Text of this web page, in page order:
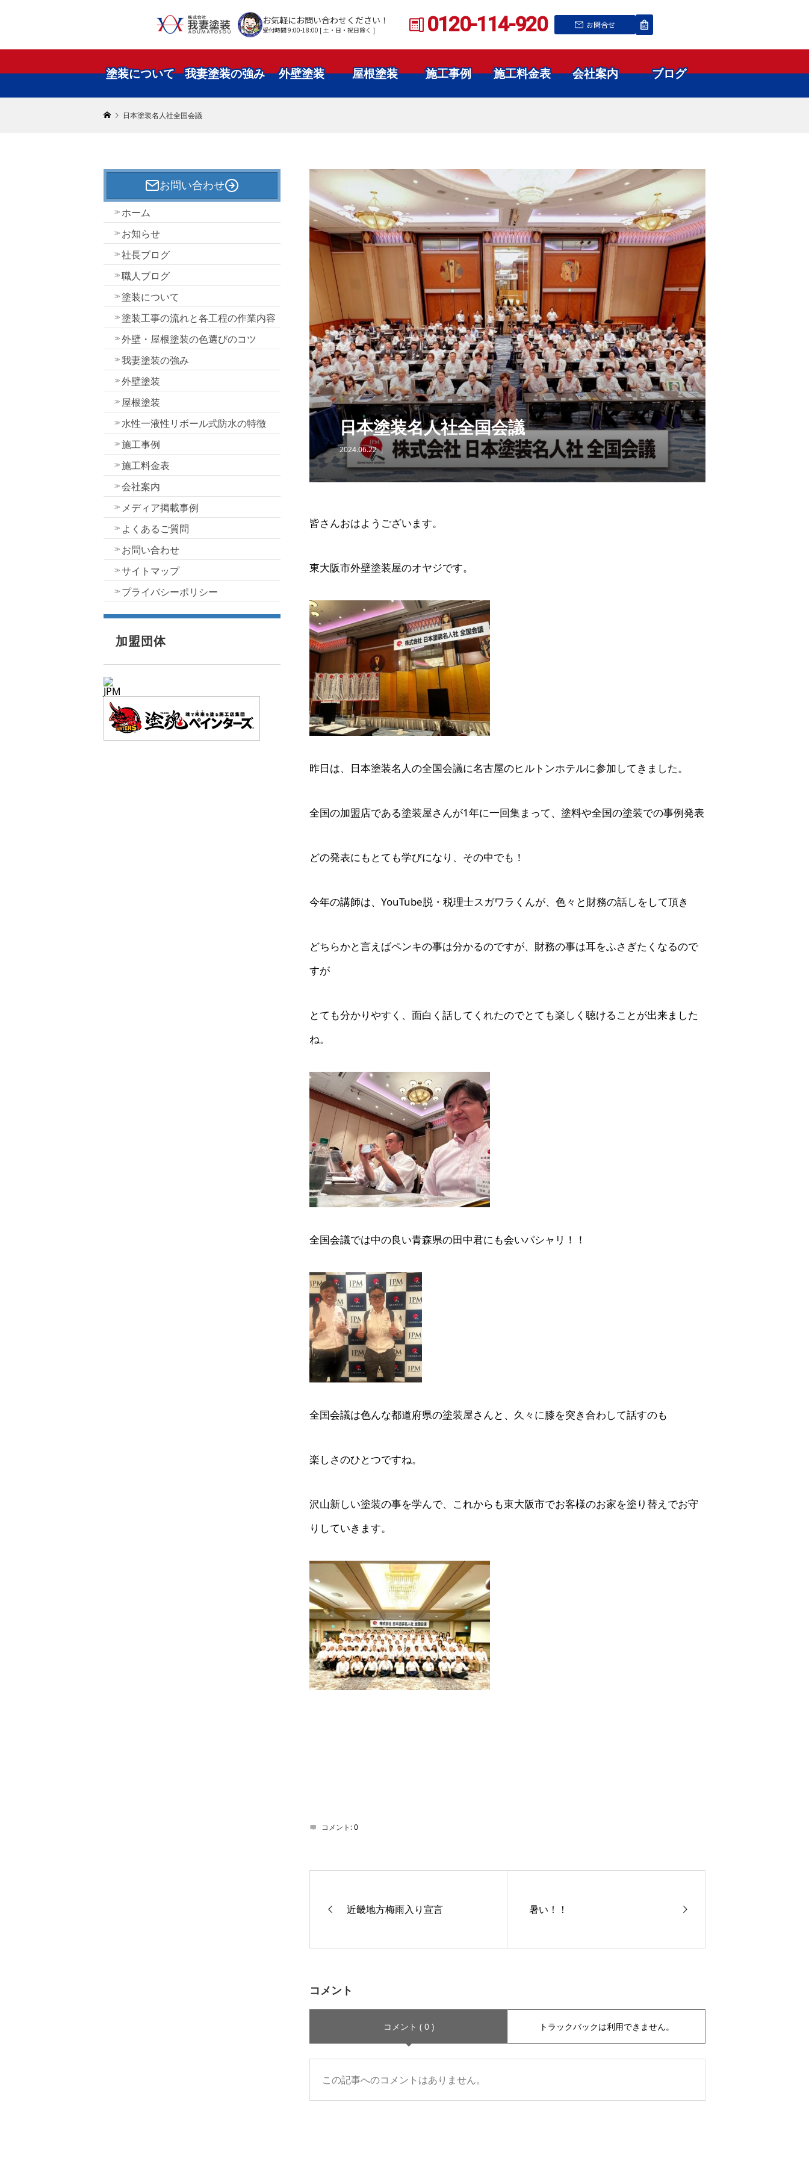
お気軽にお問い合わせください！
受付時間 9:00-18:00 [ 土・日・祝日除く ] 0120-114-920 お問合せ
塗装について 我妻塗装の強み 外壁塗装 屋根塗装 施工事例 施工料金表 会社案内 ブログ
日本塗装名人社全国会議
お問い合わせ
ホーム
お知らせ
社長ブログ
職人ブログ
塗装について
塗装工事の流れと各工程の作業内容
外壁・屋根塗装の色選びのコツ
我妻塗装の強み
外壁塗装
屋根塗装
水性一液性リボール式防水の特徴
施工事例
施工料金表
会社案内
メディア掲載事例
よくあるご質問
お問い合わせ
サイトマップ
プライバシーポリシー
加盟団体
JPM
日本塗装名人社全国会議
2024.06.22
皆さんおはようございます。
東大阪市外壁塗装屋のオヤジです。
昨日は、日本塗装名人の全国会議に名古屋のヒルトンホテルに参加してきました。
全国の加盟店である塗装屋さんが1年に一回集まって、塗料や全国の塗装での事例発表
どの発表にもとても学びになり、その中でも！
今年の講師は、YouTube脱・税理士スガワラくんが、色々と財務の話しをして頂き
どちらかと言えばペンキの事は分かるのですが、財務の事は耳をふさぎたくなるので
すが
とても分かりやすく、面白く話してくれたのでとても楽しく聴けることが出来ました
ね。
全国会議では中の良い青森県の田中君にも会いパシャリ！！
全国会議は色んな都道府県の塗装屋さんと、久々に膝を突き合わして話すのも
楽しさのひとつですね。
沢山新しい塗装の事を学んで、これからも東大阪市でお客様のお家を塗り替えでお守
りしていきます。
コメント:0
近畿地方梅雨入り宣言 暑い！！
コメント
コメント ( 0 ) トラックバックは利用できません。
この記事へのコメントはありません。